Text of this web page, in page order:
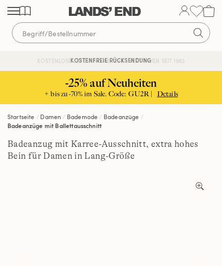
Direkt
zum
Inhalt
Direkt
zur
Navigation
Direkt
zur
Suche
KOSTENLOSE LIEFERUNG AB 120€ | VERTRAUEN SEIT 1963
KOSTENFREIE RÜCKSENDUNG
-25% auf Neuheiten
+ bis zu -70% im Sale. Code: GU2R | Details
Startseite Damen Bademode
Badeanzüge
Badeanzüge mit Ballettausschnitt
Badeanzug mit Karree-Ausschnitt, extra hohes
Bein für Damen in Lang-Größe